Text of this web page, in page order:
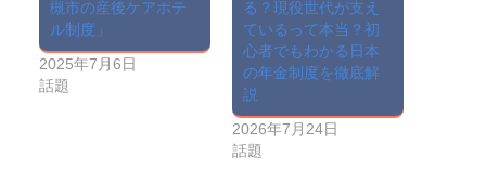
槻市の産後ケアホテ
ル制度」
2025年7月6日
話題
る？現役世代が支え
ているって本当？初
心者でもわかる日本
の年金制度を徹底解
説
2026年7月24日
話題